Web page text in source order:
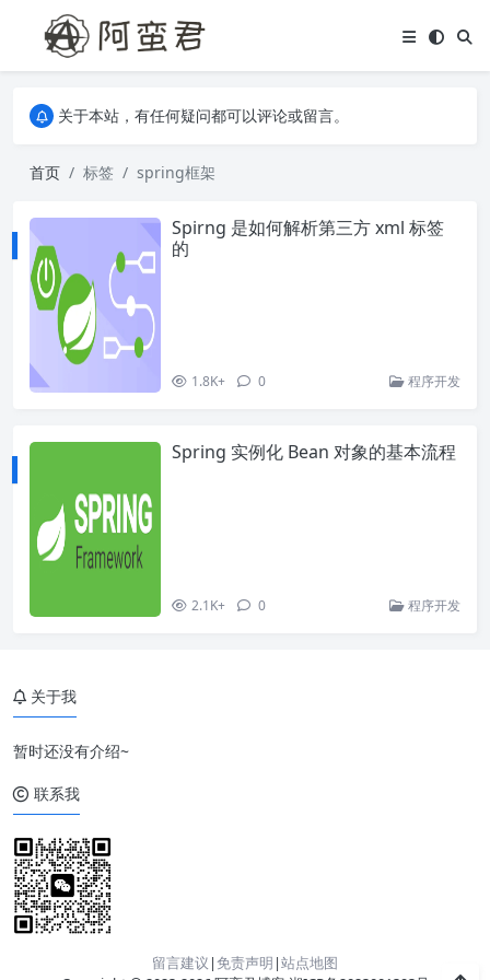
关于本站，有任何疑问都可以评论或留言。
关于本站，有任何疑问都可以评论或留言。
首页
标签 spring框架
Spirng 是如何解析第三方 xml 标签
的
1.8K+ 0 程序开发
Spring 实例化 Bean 对象的基本流程
2.1K+ 0 程序开发
关于我
暂时还没有介绍~
联系我
留言建议 |免责声明 |站点地图